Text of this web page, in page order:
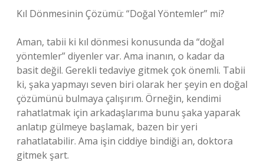
Kıl Dönmesinin Çözümü: “Doğal Yöntemler” mi?
Aman, tabii ki kıl dönmesi konusunda da “doğal
yöntemler” diyenler var. Ama inanın, o kadar da
basit değil. Gerekli tedaviye gitmek çok önemli. Tabii
ki, şaka yapmayı seven biri olarak her şeyin en doğal
çözümünü bulmaya çalışırım. Örneğin, kendimi
rahatlatmak için arkadaşlarıma bunu şaka yaparak
anlatıp gülmeye başlamak, bazen bir yeri
rahatlatabilir. Ama işin ciddiye bindiği an, doktora
gitmek şart.